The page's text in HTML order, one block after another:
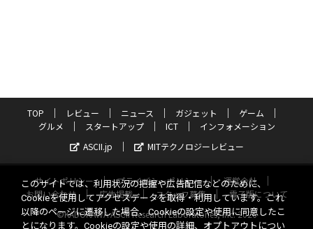
TOP レビュー ニュース ガジェット
ゲーム
グルメ
スタートアップ ICT
インフォメーション
ASCII.jp
MITテクノロジーレビュー
サイトポリシー プライバシーポリシー
運営会社
お問い合わせ
広告掲載 スタッフ募集
電子版について
©KADOKAWA ASCII Research Laboratories, Inc. 2026
このサイトでは、利用状況の把握や広告配信などのために、
Cookieを使用してアクセスデータを取得・利用しています。これ
以降のページに遷移した場合、Cookieの設定や使用に同意したこ
とになります。Cookieの設定や使用の詳細、オプトアウトについ